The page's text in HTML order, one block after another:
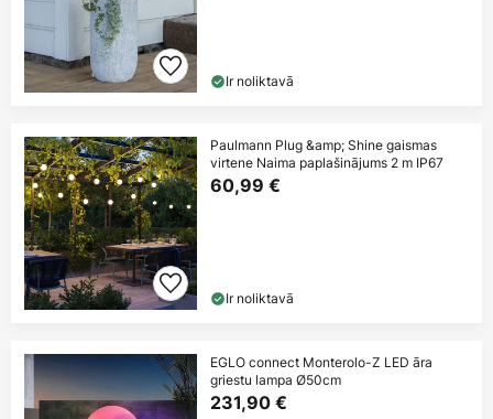
Ir noliktavā
Paulmann Plug &amp; Shine gaismas
virtene Naima paplašinājums 2 m IP67
60,99 €
Ir noliktavā
EGLO connect Monterolo-Z LED āra
griestu lampa Ø50cm
231,90 €